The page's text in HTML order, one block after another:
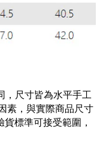
，尺寸皆為水平手工
素，與實際商品尺寸
標準可接受範圍，